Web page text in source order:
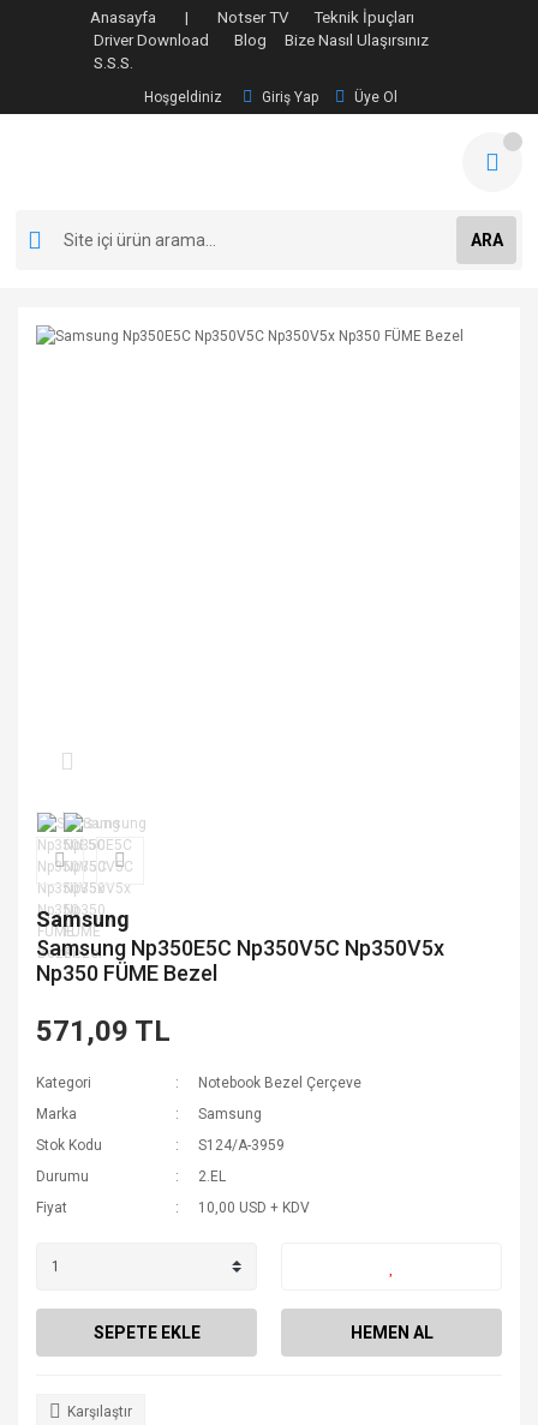
Anasayfa | Notser TV
Teknik İpuçları
Driver Download
Blog
Bize Nasıl Ulaşırsınız
S.S.S.
Hoşgeldiniz Giriş Yap Üye Ol
ARA
Samsung
Samsung Np350E5C Np350V5C Np350V5x
Np350 FÜME Bezel
571,09 TL
Kategori
Notebook Bezel Çerçeve
Marka
Samsung
Stok Kodu
S124/A-3959
Durumu
2.EL
Fiyat
10,00 USD + KDV
SEPETE EKLE HEMEN AL
Karşılaştır